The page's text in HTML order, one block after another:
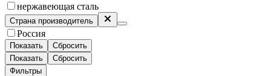
нержавеющая сталь
Страна производитель
Россия
Показать
Сбросить
Показать
Сбросить
Фильтры